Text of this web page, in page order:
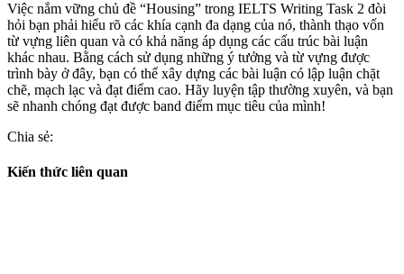
Việc nắm vững chủ đề “Housing” trong IELTS Writing Task 2 đòi
hỏi bạn phải hiểu rõ các khía cạnh đa dạng của nó, thành thạo vốn
từ vựng liên quan và có khả năng áp dụng các cấu trúc bài luận
khác nhau. Bằng cách sử dụng những ý tưởng và từ vựng được
trình bày ở đây, bạn có thể xây dựng các bài luận có lập luận chặt
chẽ, mạch lạc và đạt điểm cao. Hãy luyện tập thường xuyên, và bạn
sẽ nhanh chóng đạt được band điểm mục tiêu của mình!
Chia sẻ:
Kiến thức liên quan